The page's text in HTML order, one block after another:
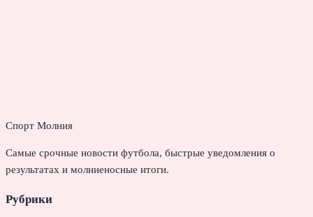
Спорт Молния
Самые срочные новости футбола, быстрые уведомления о
результатах и молниеносные итоги.
Рубрики